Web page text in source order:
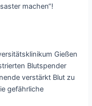
machen“!
Gießen
Blutspender
verstärkt Blut zu
gefährliche